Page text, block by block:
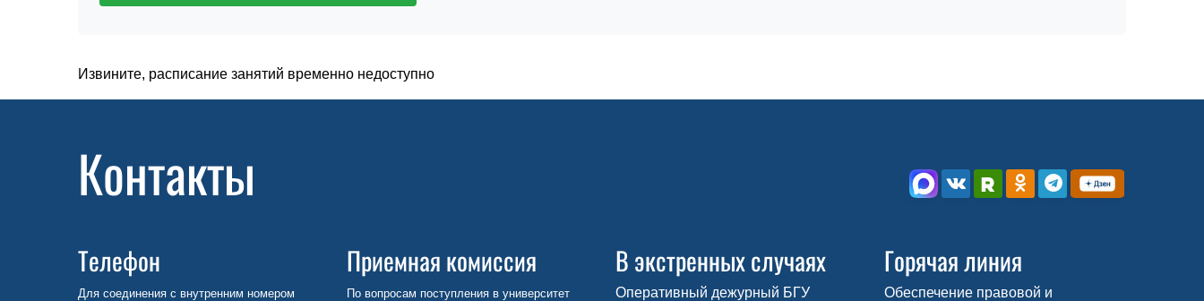
Извините, расписание занятий временно недоступно
Контакты
Телефон
Для соединения с внутренним номером
Приемная комиссия
По вопросам поступления в университет
В экстренных случаях
Оперативный дежурный БГУ
Горячая линия
Обеспечение правовой и